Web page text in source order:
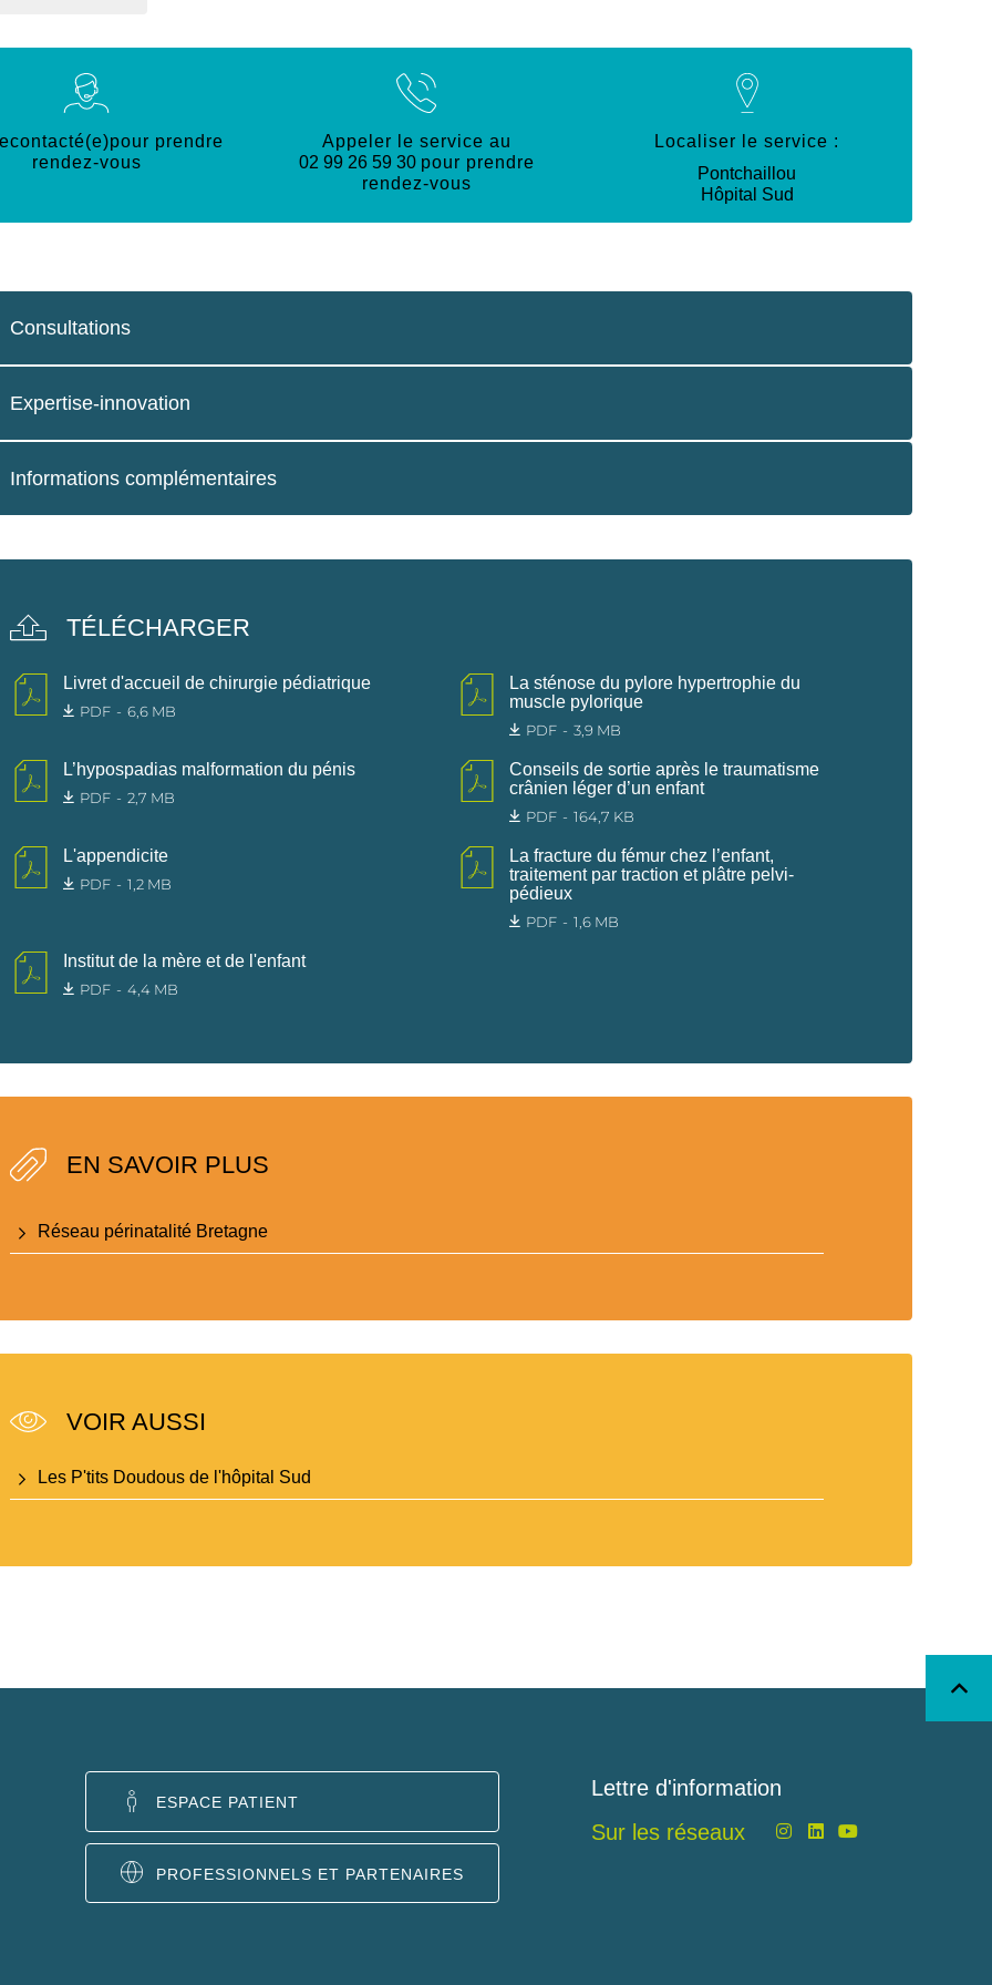
prendre
rendez-vous
Appeler le service au
02 99 26 59 30 pour prendre
rendez-vous
Localiser le service :
Pontchaillou
Hôpital Sud
Consultations
Expertise-innovation
Informations complémentaires
TÉLÉCHARGER
Livret d'accueil de chirurgie pédiatrique
PDF 6,6 MB
La sténose du pylore hypertrophie du
muscle pylorique
PDF 3,9 MB
L’hypospadias malformation du pénis
PDF 2,7 MB
Conseils de sortie après le traumatisme
crânien léger d’un enfant
PDF 164,7 KB
L'appendicite
PDF 1,2 MB
La fracture du fémur chez l’enfant,
traitement par traction et plâtre pelvi-
pédieux
PDF 1,6 MB
Institut de la mère et de l'enfant
PDF 4,4 MB
EN SAVOIR PLUS
Réseau périnatalité Bretagne
VOIR AUSSI
Les P'tits Doudous de l'hôpital Sud
ESPACE PATIENT
PROFESSIONNELS ET PARTENAIRES
Lettre d'information
Sur les réseaux